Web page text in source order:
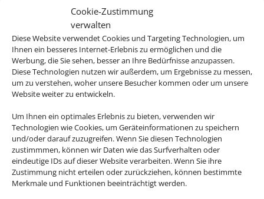
Cookie-Zustimmung
verwalten
Diese Website verwendet Cookies und Targeting Technologien, um
Ihnen ein besseres Internet-Erlebnis zu ermöglichen und die
Werbung, die Sie sehen, besser an Ihre Bedürfnisse anzupassen.
Diese Technologien nutzen wir außerdem, um Ergebnisse zu messen,
um zu verstehen, woher unsere Besucher kommen oder um unsere
Website weiter zu entwickeln.
Um Ihnen ein optimales Erlebnis zu bieten, verwenden wir
Technologien wie Cookies, um Geräteinformationen zu speichern
und/oder darauf zuzugreifen. Wenn Sie diesen Technologien
zustimmmen, können wir Daten wie das Surfverhalten oder
eindeutige IDs auf dieser Website verarbeiten. Wenn Sie ihre
Zustimmung nicht erteilen oder zurückziehen, können bestimmte
Merkmale und Funktionen beeinträchtigt werden.
Klassenfahrten
Gruppenreisen
Empfehlungen für Ihre Reise